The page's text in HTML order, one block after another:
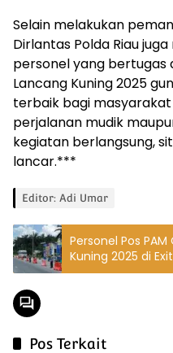
Selain melakukan
Dirlantas Polda Riau
personel yang bertugas
Lancang Kuning 2025
terbaik bagi
perjalanan mudik
kegiatan berlangsung,
lancar.***
Editor: Adi Umar
Personel Pos
Kuning 2025 di
Siak Tetap Siaga
Pos Terkait